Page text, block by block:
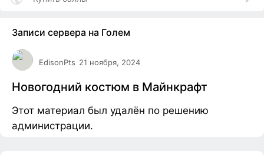
Записи сервера на Голем
EdisonPts 21 ноября, 2024
Новогодний костюм в Майнкрафт
Этот материал был удалён по решению
администрации.